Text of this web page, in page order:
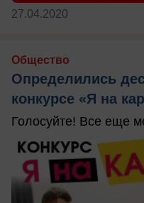
27.04.2020
Общество
Определились
конкурсе «Я на
Голосуйте! Все еще